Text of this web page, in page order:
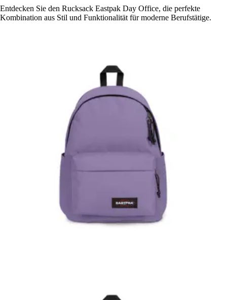
Entdecken Sie den Rucksack Eastpak Day Office, die perfekte
Kombination aus Stil und Funktionalität für moderne Berufstätige.